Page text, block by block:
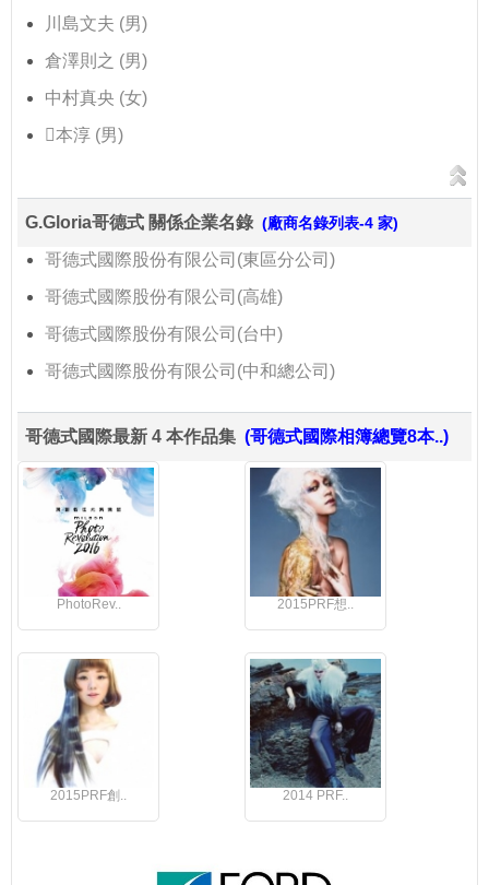
川島文夫 (男)
倉澤則之 (男)
中村真央 (女)
本淳 (男)
G.Gloria哥德式 關係企業名錄 (廠商名錄列表-4 家)
哥德式國際股份有限公司(東區分公司)
哥德式國際股份有限公司(高雄)
哥德式國際股份有限公司(台中)
哥德式國際股份有限公司(中和總公司)
哥德式國際最新 4 本作品集 (哥德式國際相簿總覽8本..)
PhotoRev.. 2015PRF想..
2015PRF創.. 2014 PRF..